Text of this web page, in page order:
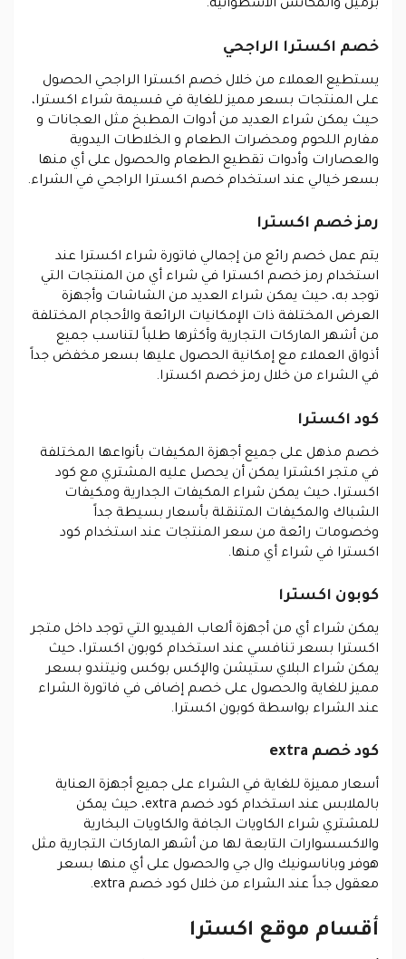
برميل والمكانس الاسطوانية.
خصم اكسترا الراجحي
يستطيع العملاء من خلال خصم اكسترا الراجحي الحصول
على المنتجات بسعر مميز للغاية في قسيمة شراء اكسترا،
حيث يمكن شراء العديد من أدوات المطبخ مثل العجانات و
مفارم اللحوم ومحضرات الطعام و الخلاطات اليدوية
والعصارات وأدوات تقطيع الطعام والحصول على أي منها
بسعر خيالي عند استخدام خصم اكسترا الراجحي في الشراء.
رمز خصم اكسترا
يتم عمل خصم رائع من إجمالي فاتورة شراء اكسترا عند
استخدام رمز خصم اكسترا في شراء أي من المنتجات التي
توجد به، حيث يمكن شراء العديد من الشاشات وأجهزة
العرض المختلفة ذات الإمكانيات الرائعة والأحجام المختلفة
من أشهر الماركات التجارية وأكثرها طلباً لتناسب جميع
أذواق العملاء مع إمكانية الحصول عليها بسعر مخفض جداً
في الشراء من خلال رمز خصم اكسترا.
كود اكسترا
خصم مذهل على جميع أجهزة المكيفات بأنواعها المختلفة
في متجر اكشترا يمكن أن يحصل عليه المشتري مع كود
اكسترا، حيث يمكن شراء المكيفات الجدارية ومكيفات
الشباك والمكيفات المتنقلة بأسعار بسيطة جداً
وخصومات رائعة من سعر المنتجات عند استخدام كود
اكسترا في شراء أي منها.
كوبون اكسترا
يمكن شراء أي من أجهزة ألعاب الفيديو التي توجد داخل متجر
اكسترا بسعر تنافسي عند استخدام كوبون اكسترا، حيث
يمكن شراء البلاي ستيشن والإكس بوكس ونيتندو بسعر
مميز للغاية والحصول على خصم إضافى في فاتورة الشراء
عند الشراء بواسطة كوبون اكسترا.
كود خصم extra
أسعار مميزة للغاية في الشراء على جميع أجهزة العناية
بالملابس عند استخدام كود خصم extra، حيث يمكن
للمشتري شراء الكاويات الجافة والكاويات البخارية
والاكسسوارات التابعة لها من أشهر الماركات التجارية مثل
هوفر وباناسونيك وال جي والحصول على أي منها بسعر
معقول جداً عند الشراء من خلال كود خصم extra.
أقسام موقع اكسترا